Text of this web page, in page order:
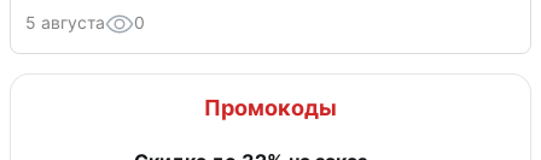
5 августа 0
Промокоды